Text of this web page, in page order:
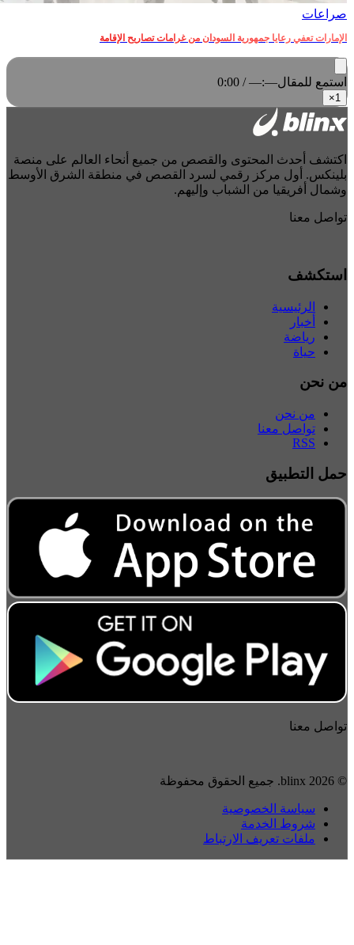
صراعات‎
الإمارات تعفي رعايا جمهورية السودان من غرامات تصاريح الإقامة
استمع للمقال 0:00 / —:—
1
×
اكتشف أحدث المحتوى والقصص من جميع أنحاء العالم على منصة
بلينكس. أول مركز رقمي لسرد القصص في منطقة الشرق الأوسط
وشمال أفريقيا من الشباب وإليهم.
تواصل معنا
استكشف
الرئيسية
أخبار
رياضة
حياة
من نحن
من نحن
تواصل معنا
RSS
حمل التطبيق
تواصل معنا
© 2026 blinx. جميع الحقوق محفوظة
سياسة الخصوصية
شروط الخدمة
ملفات تعريف الارتباط